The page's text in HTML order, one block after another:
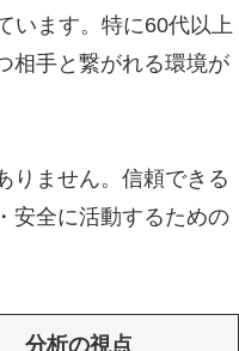
います。特に60代以上
相手と繋がれる環境が
りません。信頼できる
安全に活動するための
分析の視点